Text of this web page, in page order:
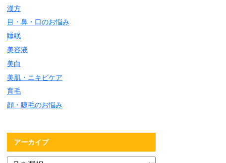
漢方
目・鼻・口のお悩み
睡眠
美容液
美白
美肌・ニキビケア
育毛
顔・睫毛のお悩み
アーカイブ